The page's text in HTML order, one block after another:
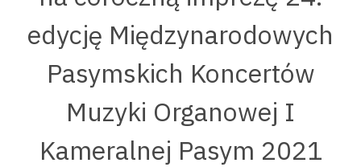
edycję Międzynarodowych
Pasymskich Koncertów
Muzyki Organowej I
Kameralnej Pasym 2021